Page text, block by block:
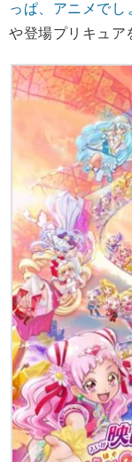
っぱ、アニメでし
や登場プリキュア